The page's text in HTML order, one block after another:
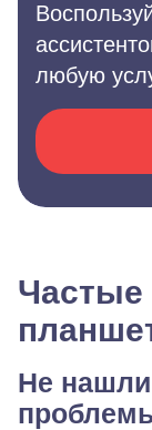
любую
Частые
Не